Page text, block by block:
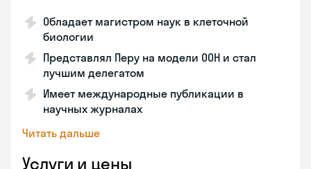
Обладает магистром наук в клеточной
биологии
Представлял Перу на модели ООН и стал
лучшим делегатом
Имеет международные публикации в
научных журналах
Читать дальше
Услуги и цены